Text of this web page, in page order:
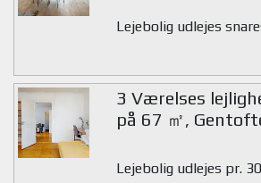
Lejebolig udlejes
3 Værelses
på 67 ㎡,
Lejebolig udlejes pr.